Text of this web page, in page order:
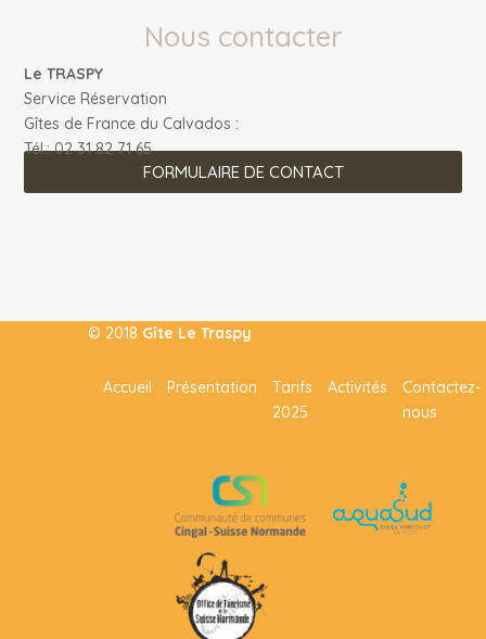
Nous contacter
Le TRASPY
Service Réservation
Gîtes de France du Calvados :
Tél.: 02 31 82 71 65
FORMULAIRE DE CONTACT
© 2018 Gîte Le Traspy
Accueil Présentation
Tarifs
2025
Activités
Contactez-
nous